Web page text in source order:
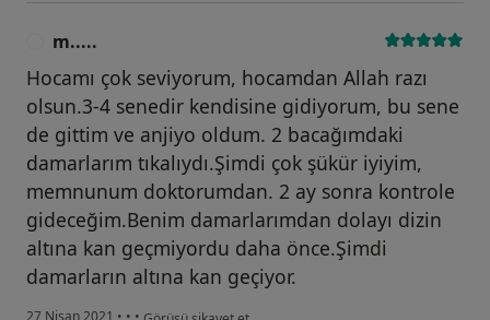
m.....
Hocamı çok seviyorum, hocamdan Allah razı
olsun.3-4 senedir kendisine gidiyorum, bu sene
de gittim ve anjiyo oldum. 2 bacağımdaki
damarlarım tıkalıydı.Şimdi çok şükür iyiyim,
memnunum doktorumdan. 2 ay sonra kontrole
gideceğim.Benim damarlarımdan dolayı dizin
altına kan geçmiyordu daha önce.Şimdi
damarların altına kan geçiyor.
kullanıcının görüşüne göre m.....